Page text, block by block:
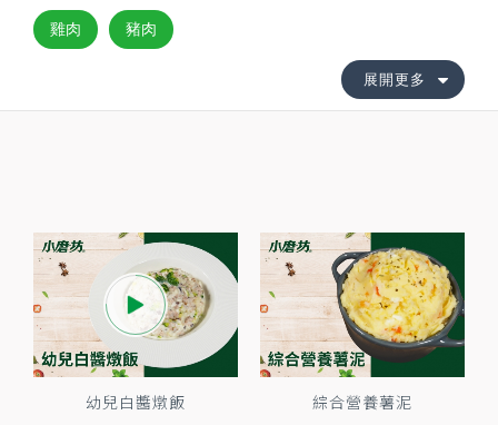
雞肉 豬肉
展開更多
幼兒白醬燉飯 綜合營養薯泥